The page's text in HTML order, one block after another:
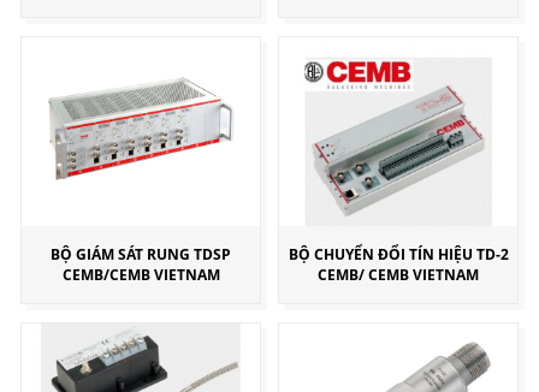
BỘ GIÁM SÁT RUNG TDSP
CEMB/CEMB VIETNAM
BỘ CHUYỂN ĐỔI TÍN HIỆU TD-2
CEMB/ CEMB VIETNAM